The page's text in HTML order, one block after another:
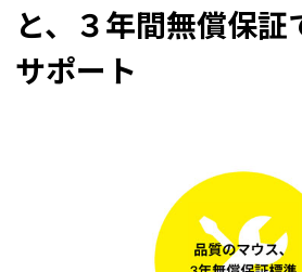
と、３年間無償保証
サポート